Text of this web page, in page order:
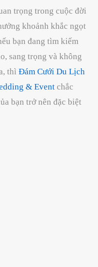
trọng trong cuộc đời
khoảnh khắc ngọt
bạn đang tìm kiếm
sang trọng và không
thìĐám Cưới Du Lịch
& Eventchắc
bạn trở nên đặc biệt